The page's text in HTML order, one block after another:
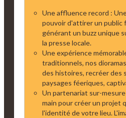
Une affluence record :
pouvoir d'attirer un public
générant un buzz unique
la presse locale.
Une expérience
traditionnels, nos
des histoires, recréer des
paysages féeriques,
Un partenariat sur-
main pour créer un projet
l'identité de votre lieu.